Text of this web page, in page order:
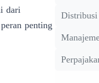
dari
penting
Distribusi